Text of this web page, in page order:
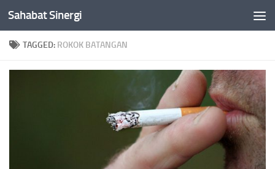
Skip to content
Sahabat Sinergi
TAGGED: ROKOK BATANGAN